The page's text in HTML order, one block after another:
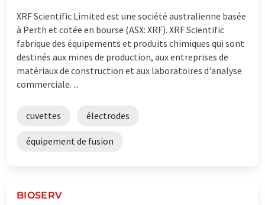
XRF Scientific Limited est une société australienne basée
à Perth et cotée en bourse (ASX: XRF). XRF Scientific
fabrique des équipements et produits chimiques qui sont
destinés aux mines de production, aux entreprises de
matériaux de construction et aux laboratoires d'analyse
commerciale. ...
cuvettes électrodes
équipement de fusion
BIOSERV